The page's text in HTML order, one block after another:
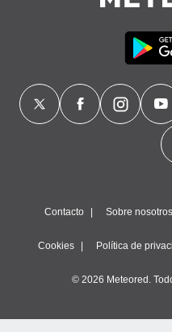
Contacto Sobre nosotros
Cookies Política de
© 2026 Meteored.